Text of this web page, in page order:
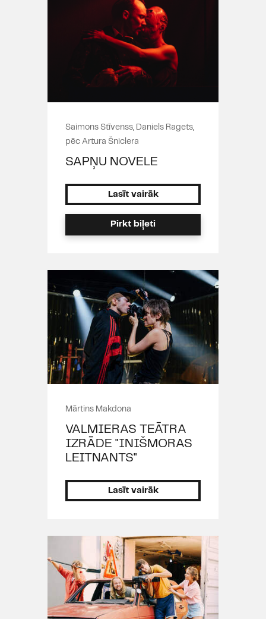
Saimons Stīvenss, Daniels Ragets,
pēc Artura Šniclera
SAPŅU NOVELE
Lasīt vairāk
Pirkt biļeti
Mārtins Makdona
VALMIERAS TEĀTRA
IZRĀDE "INIŠMORAS
LEITNANTS"
Lasīt vairāk